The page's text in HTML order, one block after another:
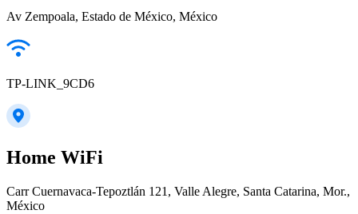
Av Zempoala, Estado de México, México
TP-LINK_9CD6
Home WiFi
Carr Cuernavaca-Tepoztlán 121, Valle Alegre, Santa Catarina, Mor.,
México